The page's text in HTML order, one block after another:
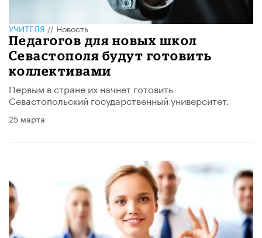
УЧИТЕЛЯ//Новость
Педагогов для новых школ
Севастополя будут готовить
коллективами
Первым в стране их начнет готовить
Севастопольский государственный университет.
25 марта